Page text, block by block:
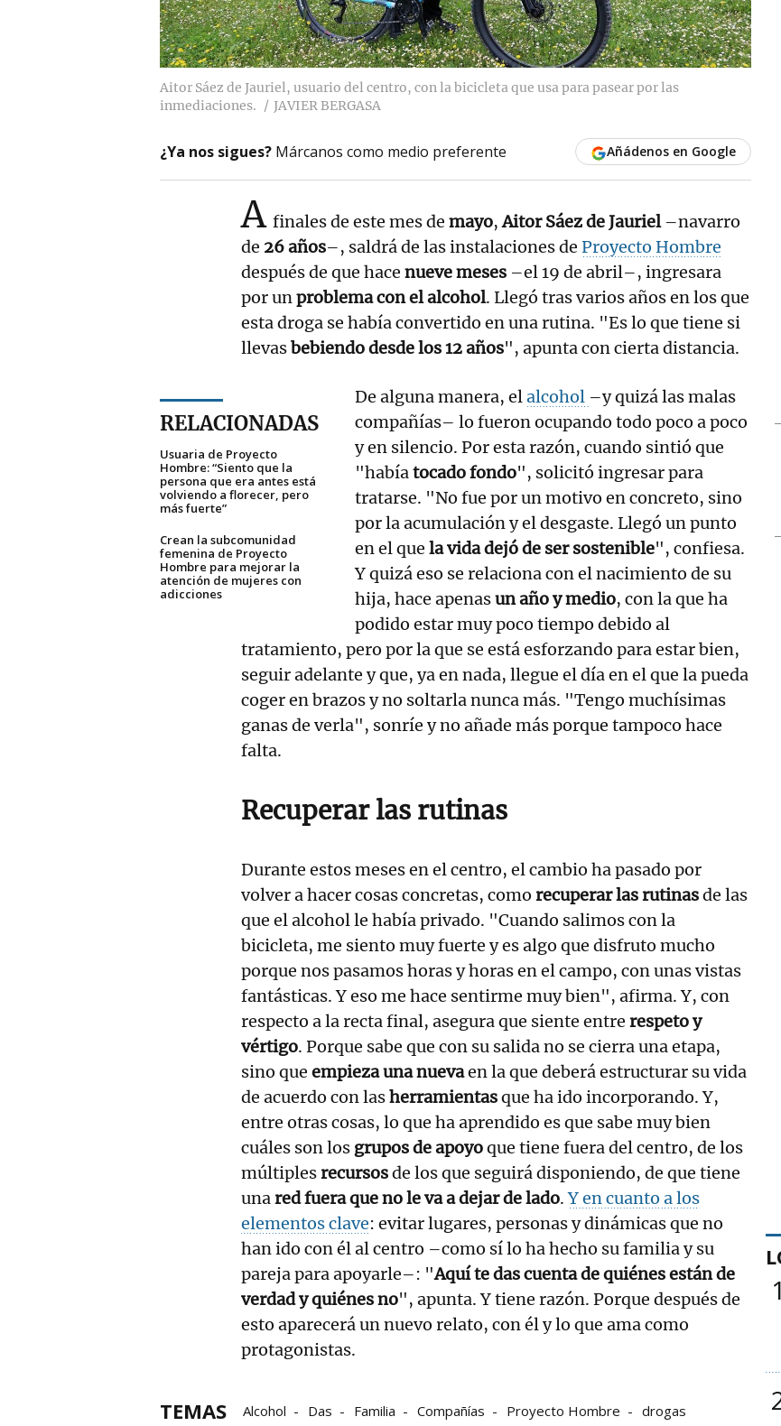
Aitor Sáez de Jauriel, usuario del centro, con la bicicleta que usa para pasear por las
inmediaciones.
JAVIER BERGASA
¿Ya nos sigues? Márcanos como medio preferente Añádenos en Google
A finales de este mes de mayo,Aitor Sáez de Jauriel–navarro
de 26 años–, saldrá de las instalaciones de Proyecto Hombre
después de que hace nueve meses –el 19 de abril–, ingresara
por unproblema con el alcohol. Llegó tras varios años en los que
esta droga se había convertido en una rutina. "Es lo que tiene si
llevasbebiendo desde los 12 años", apunta con cierta distancia.
RELACIONADAS
Usuaria de Proyecto
Hombre: “Siento que la
persona que era antes está
volviendo a florecer, pero
más fuerte”
Crean la subcomunidad
femenina de Proyecto
Hombre para mejorar la
atención de mujeres con
adicciones
De alguna manera, elalcohol –y quizá las malas
compañías– lo fueron ocupando todo poco a poco
y en silencio. Por esta razón, cuando sintió que
"habíatocado fondo", solicitó ingresar para
tratarse. "No fue por un motivo en concreto, sino
por la acumulación y el desgaste. Llegó un punto
en el quela vida dejó de ser sostenible", confiesa.
Y quizá eso se relaciona con el nacimiento de su
hija, hace apenasun año y medio, con la que ha
podido estar muy poco tiempo debido al
tratamiento, pero por la que se está esforzando para estar bien,
seguir adelante y que, ya en nada, llegue el día en el que la pueda
coger en brazos y no soltarla nunca más. "Tengo muchísimas
ganas de verla", sonríe y no añade más porque tampoco hace
falta.
Recuperar las rutinas
Durante estos meses en el centro, el cambio ha pasado por
volver a hacer cosas concretas, como recuperar las rutinasde las
que el alcohol le había privado. "Cuando salimos con la
bicicleta, me siento muy fuerte y es algo que disfruto mucho
porque nos pasamos horas y horas en el campo, con unas vistas
fantásticas. Y eso me hace sentirme muy bien", afirma. Y, con
respecto a la recta final, asegura que siente entre respeto y
vértigo. Porque sabe que con su salida no se cierra una etapa,
sino que empieza una nuevaen la que deberá estructurar su vida
de acuerdo con lasherramientasque ha ido incorporando. Y,
entre otras cosas, lo que ha aprendido es que sabe muy bien
cuáles son los grupos de apoyoque tiene fuera del centro, de los
múltiplesrecursosde los que seguirá disponiendo, de que tiene
unared fuera que no le va a dejar de lado.Y en cuanto a los
elementos clave: evitar lugares, personas y dinámicas que no
han ido con él al centro –como sí lo ha hecho su familia y su
pareja para apoyarle–: "Aquí te das cuenta de quiénes están de
verdad y quiénes no", apunta. Y tiene razón. Porque después de
esto aparecerá un nuevo relato, con él y lo que ama como
protagonistas.
TEMAS Alcohol Das Familia Compañías Proyecto Hombre drogas
1